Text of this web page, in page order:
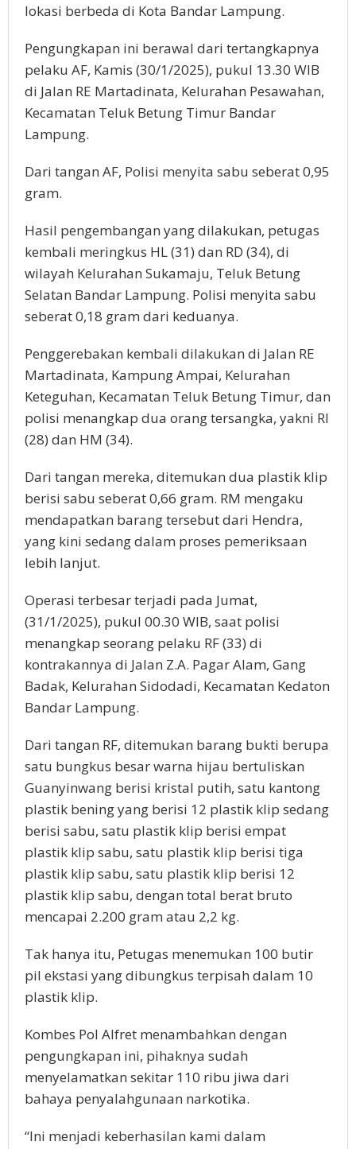
lokasi berbeda di Kota Bandar Lampung.
Pengungkapan ini berawal dari tertangkapnya
pelaku AF, Kamis (30/1/2025), pukul 13.30 WIB
di Jalan RE Martadinata, Kelurahan Pesawahan,
Kecamatan Teluk Betung Timur Bandar
Lampung.
Dari tangan AF, Polisi menyita sabu seberat 0,95
gram.
Hasil pengembangan yang dilakukan, petugas
kembali meringkus HL (31) dan RD (34), di
wilayah Kelurahan Sukamaju, Teluk Betung
Selatan Bandar Lampung. Polisi menyita sabu
seberat 0,18 gram dari keduanya.
Penggerebakan kembali dilakukan di Jalan RE
Martadinata, Kampung Ampai, Kelurahan
Keteguhan, Kecamatan Teluk Betung Timur, dan
polisi menangkap dua orang tersangka, yakni RI
(28) dan HM (34).
Dari tangan mereka, ditemukan dua plastik klip
berisi sabu seberat 0,66 gram. RM mengaku
mendapatkan barang tersebut dari Hendra,
yang kini sedang dalam proses pemeriksaan
lebih lanjut.
Operasi terbesar terjadi pada Jumat,
(31/1/2025), pukul 00.30 WIB, saat polisi
menangkap seorang pelaku RF (33) di
kontrakannya di Jalan Z.A. Pagar Alam, Gang
Badak, Kelurahan Sidodadi, Kecamatan Kedaton
Bandar Lampung.
Dari tangan RF, ditemukan barang bukti berupa
satu bungkus besar warna hijau bertuliskan
Guanyinwang berisi kristal putih, satu kantong
plastik bening yang berisi 12 plastik klip sedang
berisi sabu, satu plastik klip berisi empat
plastik klip sabu, satu plastik klip berisi tiga
plastik klip sabu, satu plastik klip berisi 12
plastik klip sabu, dengan total berat bruto
mencapai 2.200 gram atau 2,2 kg.
Tak hanya itu, Petugas menemukan 100 butir
pil ekstasi yang dibungkus terpisah dalam 10
plastik klip.
Kombes Pol Alfret menambahkan dengan
pengungkapan ini, pihaknya sudah
menyelamatkan sekitar 110 ribu jiwa dari
bahaya penyalahgunaan narkotika.
“Ini menjadi keberhasilan kami dalam